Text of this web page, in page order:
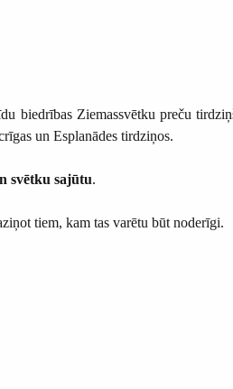
biedrības Ziemassvētku preču
un Esplanādes tirdziņos.
svētku sajūtu.
tiem, kam tas varētu būt noderīgi.